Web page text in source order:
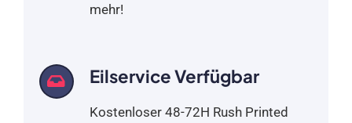
mehr!
Eilservice Verfügbar
Kostenloser 48-72H Rush Printed